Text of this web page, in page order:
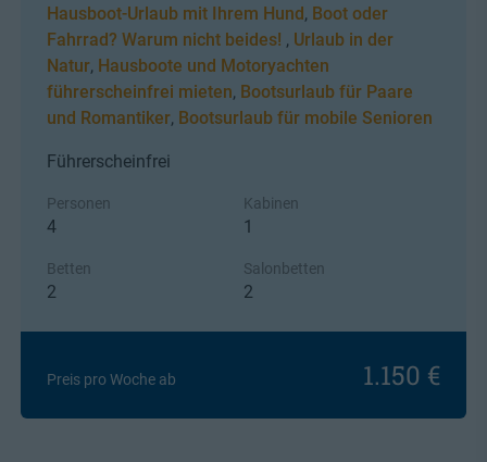
Hausboot-Urlaub mit Ihrem Hund , Boot oder
Fahrrad? Warum nicht beides! , Urlaub in der
Natur, Hausboote und Motoryachten
führerscheinfrei mieten, Bootsurlaub für Paare
und Romantiker, Bootsurlaub für mobile Senioren
Führerscheinfrei
Personen
4
Kabinen
1
Betten
2
Salonbetten
2
Preis pro Woche ab 1.150 €